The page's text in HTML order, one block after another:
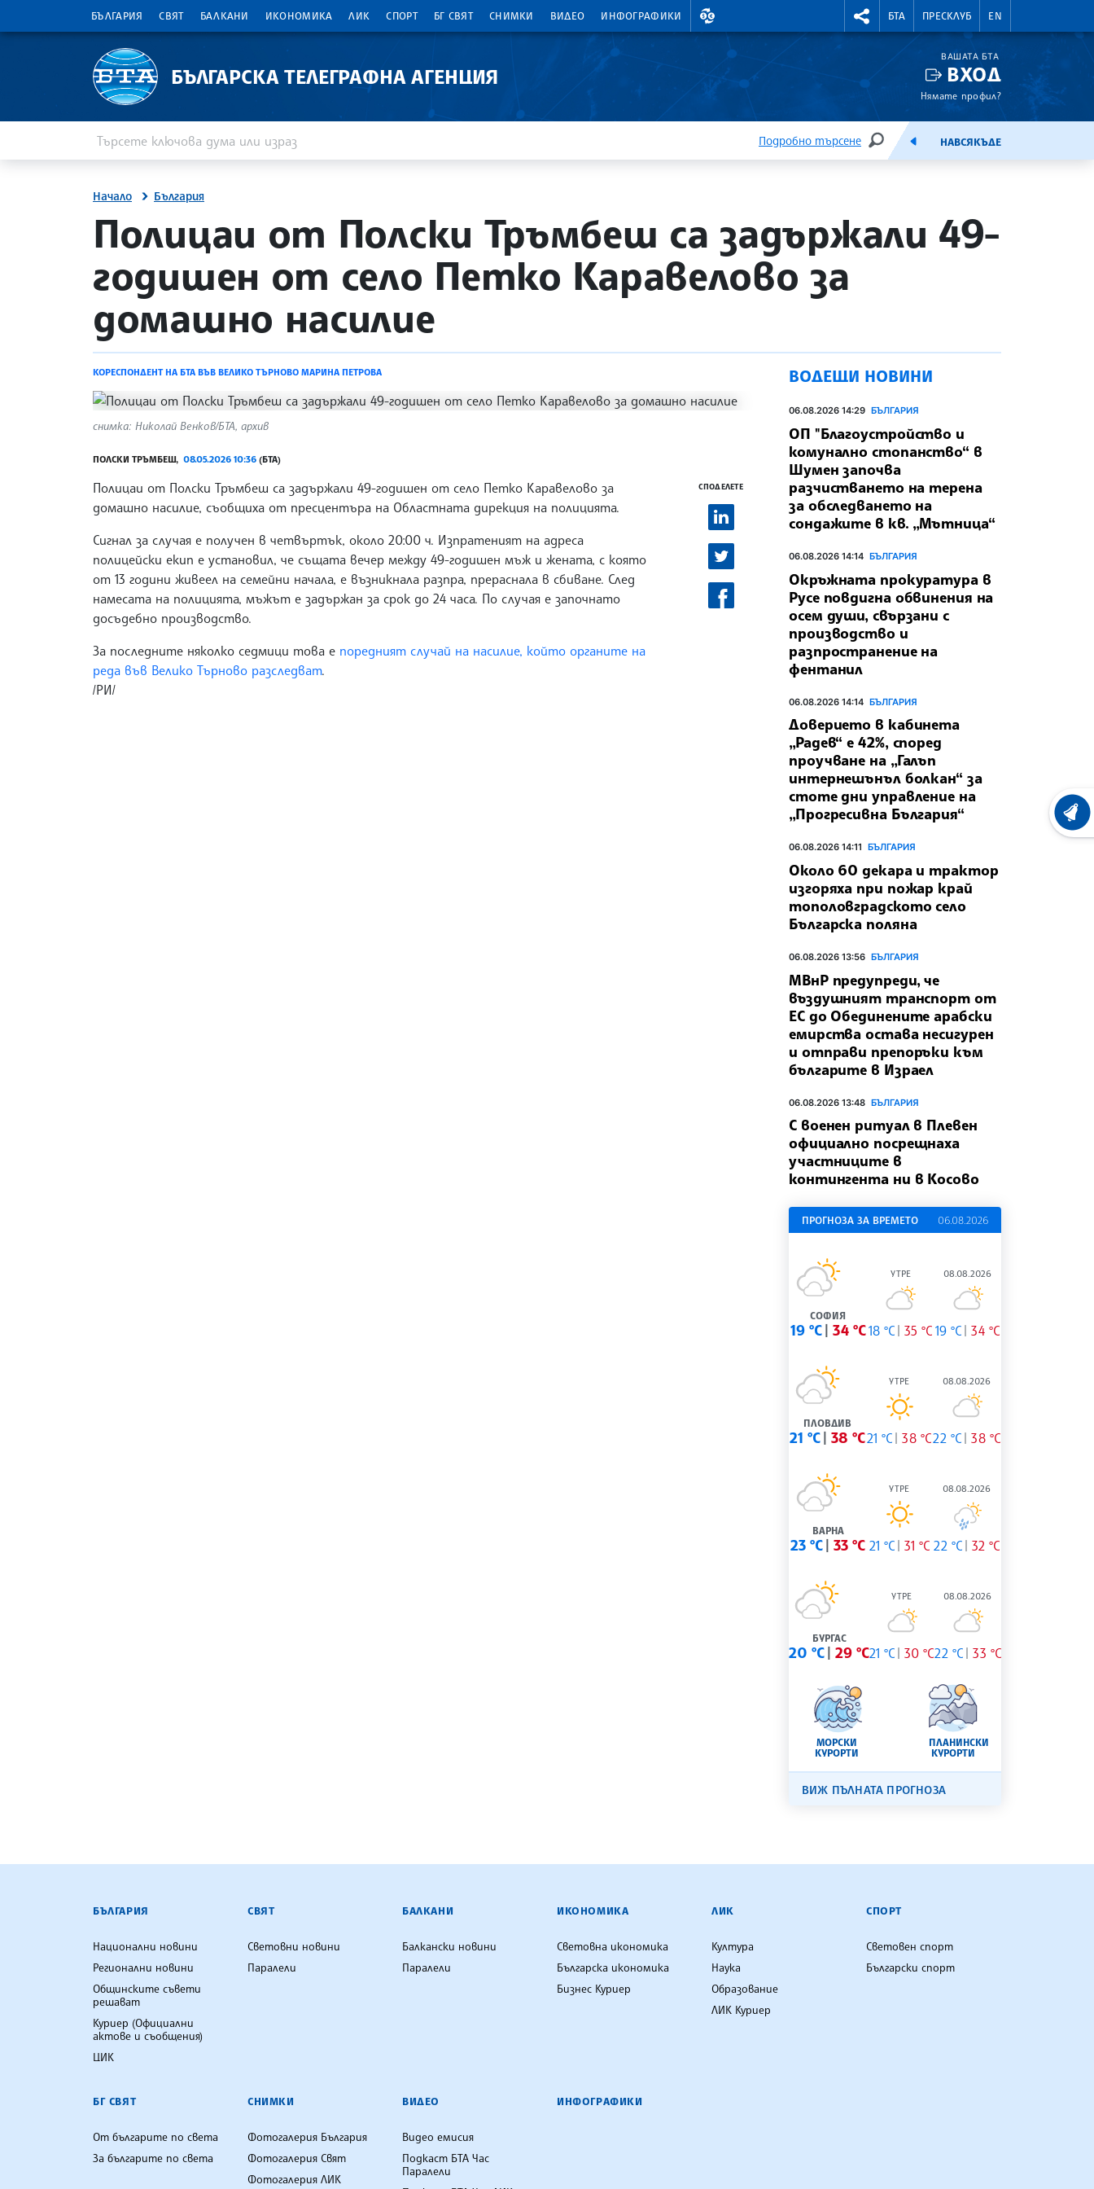
БЪЛГАРИЯ СВЯТ БАЛКАНИ ИКОНОМИКА ЛИК СПОРТ БГ СВЯТ СНИМКИ ВИДЕО ИНФОГРАФИКИ
ВАЛУТНИ КУРСОВЕ RIGHTMENU.SOCIAL
БТА ПРЕСКЛУБ EN
БЪЛГАРСКА ТЕЛЕГРАФНА АГЕНЦИЯ
ВАШАТА БТА
ВХОД
Нямате профил?
Подробно търсене
ТЪРСЕНЕЕМИСИЯНАВСЯКЪДЕ
Начало България
site.bta
Полицаи от Полски Тръмбеш са задържали 49-
годишен от село Петко Каравелово за
домашно насилие
КОРЕСПОНДЕНТ НА БТА ВЪВ ВЕЛИКО ТЪРНОВО МАРИНА ПЕТРОВА
снимка: Николай Венков/БТА, архив
ПОЛСКИ ТРЪМБЕШ, 08.05.2026 10:36 (БТА)
Полицаи от Полски Тръмбеш са задържали 49-годишен от село Петко Каравелово за
домашно насилие, съобщиха от пресцентъра на Областната дирекция на полицията.
Сигнал за случая е получен в четвъртък, около 20:00 ч. Изпратеният на адреса
полицейски екип е установил, че същата вечер между 49-годишен мъж и жената, с която
от 13 години живеел на семейни начала, е възникнала разпра, прераснала в сбиване. След
намесата на полицията, мъжът е задържан за срок до 24 часа. По случая е започнато
досъдебно производство.
За последните няколко седмици това е поредният случай на насилие, който органите на
реда във Велико Търново разследват.
/РИ/
СПОДЕЛЕТЕ
ВОДЕЩИ НОВИНИ
06.08.2026 14:29 БЪЛГАРИЯ
ОП "Благоустройство и
комунално стопанство“ в
Шумен започва
разчистването на терена
за обследването на
сондажите в кв. „Мътница“
06.08.2026 14:14 БЪЛГАРИЯ
Окръжната прокуратура в
Русе повдигна обвинения на
осем души, свързани с
производство и
разпространение на
фентанил
06.08.2026 14:14 БЪЛГАРИЯ
Доверието в кабинета
„Радев“ е 42%, според
проучване на „Галъп
интернешънъл болкан“ за
стоте дни управление на
„Прогресивна България“
06.08.2026 14:11 БЪЛГАРИЯ
Около 60 декара и трактор
изгоряха при пожар край
тополовградското село
Българска поляна
06.08.2026 13:56 БЪЛГАРИЯ
МВнР предупреди, че
въздушният транспорт от
ЕС до Обединените арабски
емирства остава несигурен
и отправи препоръки към
българите в Израел
06.08.2026 13:48 БЪЛГАРИЯ
С военен ритуал в Плевен
официално посрещнаха
участниците в
контингента ни в Косово
ПРОГНОЗА ЗА ВРЕМЕТО 06.08.2026
СОФИЯ
19 °C 34 °C
УТРЕ
18 °C 35 °C
08.08.2026
19 °C 34 °C
ПЛОВДИВ
21 °C 38 °C
УТРЕ
21 °C 38 °C
08.08.2026
22 °C 38 °C
ВАРНА
23 °C 33 °C
УТРЕ
21 °C 31 °C
08.08.2026
22 °C 32 °C
БУРГАС
20 °C 29 °C
УТРЕ
21 °C 30 °C
08.08.2026
22 °C 33 °C
МОРСКИ
КУРОРТИ
ПЛАНИНСКИ
КУРОРТИ
ВИЖ ПЪЛНАТА ПРОГНОЗА
БЪЛГАРСКА ТЕЛЕГРАФНА АГЕНЦИЯ
БЪЛГАРИЯ
Национални новини
Регионални новини
Общинските съвети
решават
Куриер (Официални
актове и съобщения)
ЦИК
СВЯТ
Световни новини
Паралели
БАЛКАНИ
Балкански новини
Паралели
ИКОНОМИКА
Световна икономика
Българска икономика
Бизнес Куриер
ЛИК
Култура
Наука
Образование
ЛИК Куриер
СПОРТ
Световен спорт
Български спорт
БГ СВЯТ
От българите по света
За българите по света
СНИМКИ
Фотогалерия България
Фотогалерия Свят
Фотогалерия ЛИК
ВИДЕО
Видео емисия
Подкаст БТА Час
Паралели
ИНФОГРАФИКИ